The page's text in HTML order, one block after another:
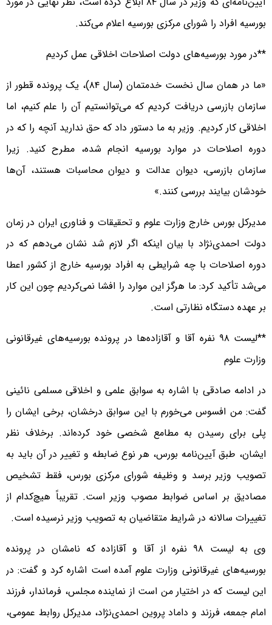
بورسیه‌ افراد را شورای مرکزی بورسیه اعلام می‌کند.
**در مورد بورسیه‌های دولت اصلاحات اخلاقی عمل کردیم
«ما در همان سال نخست خدمتمان (سال ۸۴)، یک پرونده قطور از
سازمان بازرسی دریافت کردیم که می‌توانستیم آن را علم کنیم، اما
اخلاقی کار کردیم. وزیر به ما دستور داد که حق ندارید آنچه را که در
دوره اصلاحات در موارد بورسیه انجام شده، مطرح کنید. زیرا
سازمان بازرسی، دیوان عدالت و دیوان محاسبات هستند، آن‌ها
خودشان بیایند بررسی کنند.»
مدیرکل بورس خارج وزارت علوم و تحقیقات و فناوری ایران در زمان
دولت احمدی‌نژاد با بیان اینکه اگر لازم شد نشان می‌دهم که در
دوره اصلاحات با چه شرایطی به افراد بورسیه خارج از کشور اعطا
می‌شد تأکید کرد: ما هرگز این موارد را افشا نمی‌کردیم چون این کار
بر عهده دستگاه نظارتی است.
**لیست ۹۸ نفره آقا و آقازاده‌ها در پرونده بورسیه‌های غیرقانونی
وزارت علوم
در ادامه صادقی با اشاره به سوابق علمی و اخلاقی مسلمی نائینی
گفت: من افسوس می‌خورم با این سوابق درخشان، برخی ایشان را
پلی برای رسیدن به مطامع شخصی خود کرده‌اند. برخلاف نظر
ایشان، طبق آیین‌نامه بورس، هر نوع ضابطه و تغییر در آن باید به
تصویب وزیر برسد و وظیفه شورای مرکزی بورس، فقط تشخیص
مصادیق بر اساس ضوابط مصوب وزیر است. تقریباً هیچ‌کدام از
تغییرات سالانه در شرایط متقاضیان به تصویب وزیر نرسیده است.
وی به لیست ۹۸ نفره از آقا و آقازاده که نامشان در پرونده
بورسیه‌های غیرقانونی وزارت علوم آمده است اشاره کرد و گفت: در
این لیست که در اختیار من است از نماینده مجلس، فرماندار، فرزند
امام جمعه، فرزند و داماد پروین احمدی‌نژاد، مدیرکل روابط عمومی،